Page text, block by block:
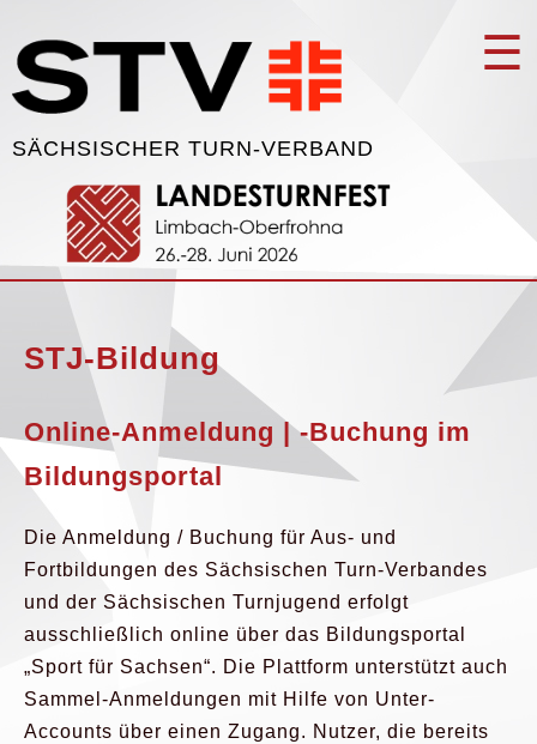
SÄCHSISCHER TURN-VERBAND
☰
STJ-Bildung
Online-Anmeldung | -Buchung im
Bildungsportal
Die Anmeldung / Buchung für Aus- und
Fortbildungen des Sächsischen Turn-Verbandes
und der Sächsischen Turnjugend erfolgt
ausschließlich online über das Bildungsportal
„Sport für Sachsen“. Die Plattform unterstützt auch
Sammel-Anmeldungen mit Hilfe von Unter-
Accounts über einen Zugang. Nutzer, die bereits